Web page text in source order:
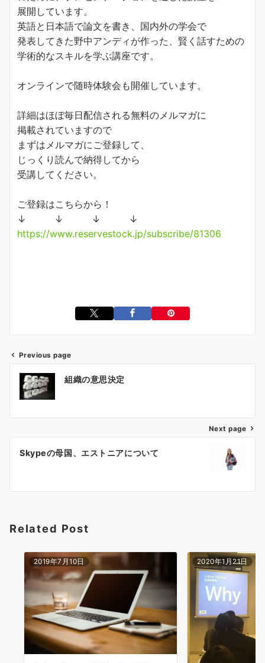
展開しています。
英語と日本語で論文を書き、国内外の学会で
発表してきた野中アンディが作った、賢く話すための
学術的なスキルを学ぶ講座です。
オンラインで随時体験会も開催しています。
詳細はほぼ毎日配信される無料のメルマガに
掲載されていますので
まずはメルマガにご登録して、
じっくり読んで納得してから
受講してください。
ご登録はこちらから！
↓ ↓ ↓ ↓
https://www.reservestock.jp/subscribe/81306
ビ
ン
Previous page
組織の意思決定
Next page
Skypeの母国、エストニアについて
Related Post
2019年7月10日 2020年1月21日